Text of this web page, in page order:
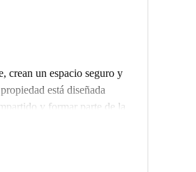
crean un espacio seguro y
está diseñada
y formar parte de la
cuentan con cocinas
viendo una nueva